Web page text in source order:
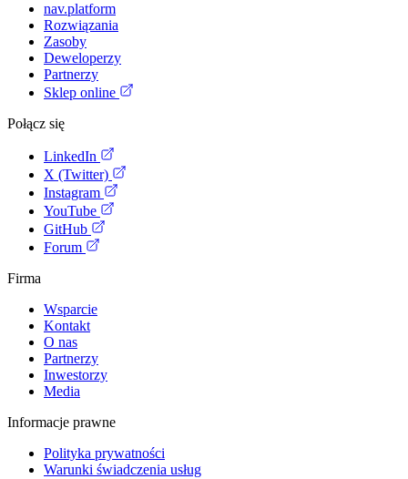
nav.platform
Rozwiązania
Zasoby
Deweloperzy
Partnerzy
Sklep online
Połącz się
LinkedIn
X (Twitter)
Instagram
YouTube
GitHub
Forum
Firma
Wsparcie
Kontakt
O nas
Partnerzy
Inwestorzy
Media
Informacje prawne
Polityka prywatności
Warunki świadczenia usług